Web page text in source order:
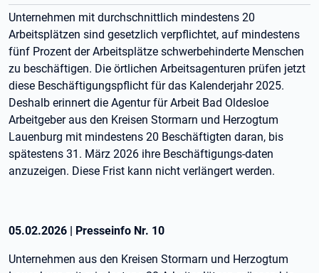
Unternehmen mit durchschnittlich mindestens 20
Arbeitsplätzen sind gesetzlich verpflichtet, auf mindestens
fünf Prozent der Arbeitsplätze schwerbehinderte Menschen
zu beschäftigen. Die örtlichen Arbeitsagenturen prüfen jetzt
diese Beschäftigungspflicht für das Kalenderjahr 2025.
Deshalb erinnert die Agentur für Arbeit Bad Oldesloe
Arbeitgeber aus den Kreisen Stormarn und Herzogtum
Lauenburg mit mindestens 20 Beschäftigten daran, bis
spätestens 31. März 2026 ihre Beschäftigungs-daten
anzuzeigen. Diese Frist kann nicht verlängert werden.
05.02.2026 | Presseinfo Nr. 10
Unternehmen aus den Kreisen Stormarn und Herzogtum